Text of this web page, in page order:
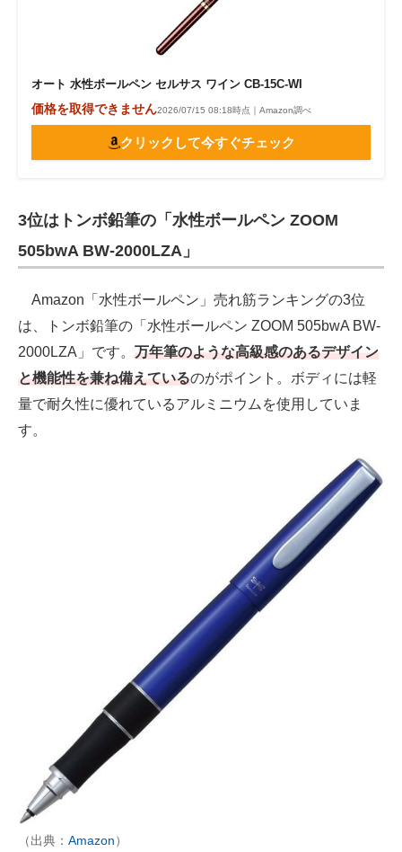
オート 水性ボールペン セルサス ワイン CB-15C-WI
価格を取得できません2026/07/15 08:18時点｜Amazon調べ
クリックして今すぐチェック
3位はトンボ鉛筆の「水性ボールペン ZOOM
505bwA BW-2000LZA」
Amazon「水性ボールペン」売れ筋ランキングの3位
は、トンボ鉛筆の「水性ボールペン ZOOM 505bwA BW-
2000LZA」です。 万年筆のような高級感のあるデザイン
と機能性を兼ね備えているのがポイント。ボディには軽
量で耐久性に優れているアルミニウムを使用していま
す。
（出典： Amazon）